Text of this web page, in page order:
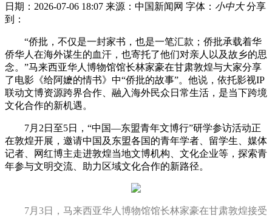
日期：2026-07-06 18:07 来源：中国新闻网 字体： 小中大 分享
到：
“侨批，不仅是一封家书，也是一笔汇款；侨批承载着华
侨华人在海外谋生的血汗，也寄托了他们对亲人以及故乡的思
念。”马来西亚华人博物馆馆长林家豪在甘肃敦煌与大家分享
了电影《给阿嬷的情书》中“侨批的故事”。他说，依托影视IP
联动文博资源跨界合作、融入海外民众日常生活，是当下跨境
文化合作的新机遇。
7月2日至5日，“中国—东盟青年文博行”研学参访活动正
在敦煌开展，邀请中国及东盟各国的青年学者、留学生、媒体
记者、网红博主走进敦煌当地文博机构、文化企业等，探索青
年参与文明交流、助力区域文化合作的新路径。
7月3日，马来西亚华人博物馆馆长林家豪在甘肃敦煌接受